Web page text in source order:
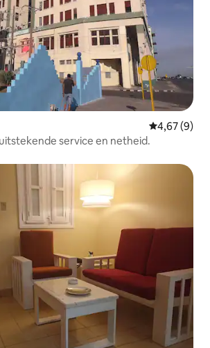
Gemiddelde
4,67 (9)
service en netheid.